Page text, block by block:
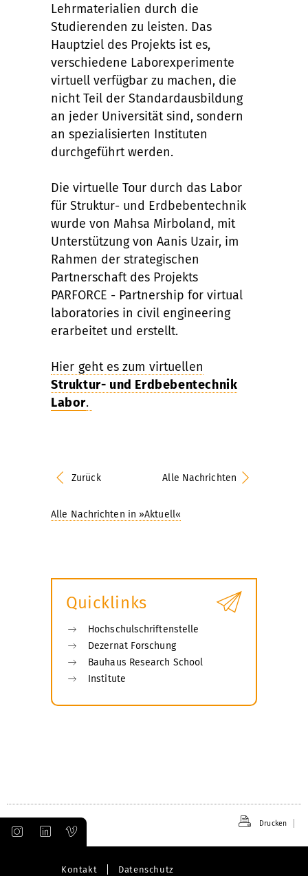
Lehrmaterialien durch die
Studierenden zu leisten. Das
Hauptziel des Projekts ist es,
verschiedene Laborexperimente
virtuell verfügbar zu machen, die
nicht Teil der Standardausbildung
an jeder Universität sind, sondern
an spezialisierten Instituten
durchgeführt werden.
Die virtuelle Tour durch das Labor
für Struktur- und Erdbebentechnik
wurde von Mahsa Mirboland, mit
Unterstützung von Aanis Uzair, im
Rahmen der strategischen
Partnerschaft des Projekts
PARFORCE - Partnership for virtual
laboratories in civil engineering
erarbeitet und erstellt.
Hier geht es zum virtuellen
Struktur- und Erdbebentechnik
Labor.
Zurück Alle Nachrichten
Alle Nachrichten in »Aktuell«
Quicklinks
Hochschulschriftenstelle
Dezernat Forschung
Bauhaus Research School
Institute
Drucken
Kontakt Datenschutz